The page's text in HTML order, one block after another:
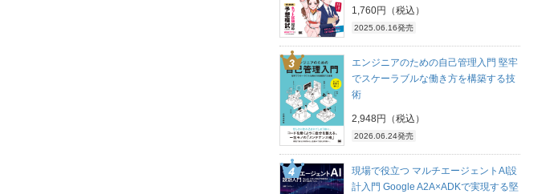
1,760円（税込）
2025.06.16発売
エンジニアのための自己管理入門 堅牢
でスケーラブルな働き方を構築する技
術
2,948円（税込）
2026.06.24発売
現場で役立つ マルチエージェントAI設
計入門 Google A2A×ADKで実現する堅